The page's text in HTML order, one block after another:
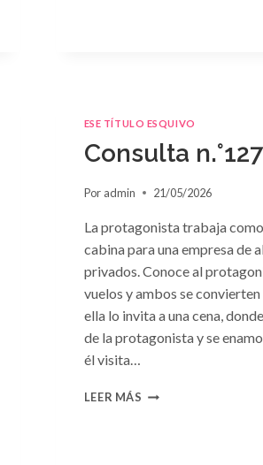
ESE TÍTULO ESQUIVO
Consulta n.°127
Por admin 21/05/2026
La protagonista trabaja
cabina para una empresa de
privados. Conoce al
vuelos y ambos se convierten
ella lo invita a una cena,
de la protagonista y se
él visita…
LEER MÁS CONSULTA